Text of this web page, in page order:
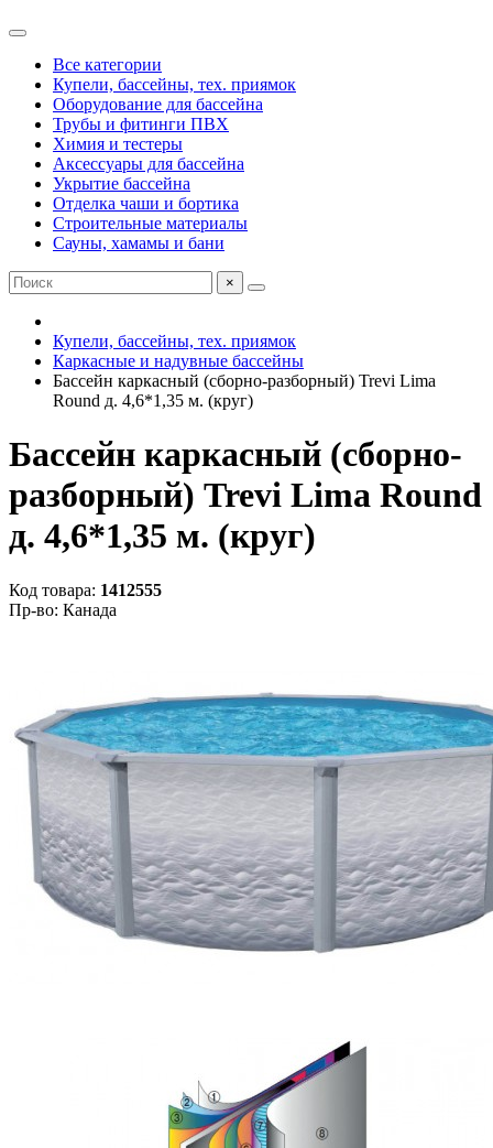
Все категории
Купели, бассейны, тех. приямок
Оборудование для бассейна
Трубы и фитинги ПВХ
Химия и тестеры
Аксессуары для бассейна
Укрытие бассейна
Отделка чаши и бортика
Строительные материалы
Сауны, хамамы и бани
×
Купели, бассейны, тех. приямок
Каркасные и надувные бассейны
Бассейн каркасный (сборно-разборный) Trevi Lima
Round д. 4,6*1,35 м. (круг)
Бассейн каркасный (сборно-
разборный) Trevi Lima Round
д. 4,6*1,35 м. (круг)
Код товара: 1412555
Пр-во: Канада